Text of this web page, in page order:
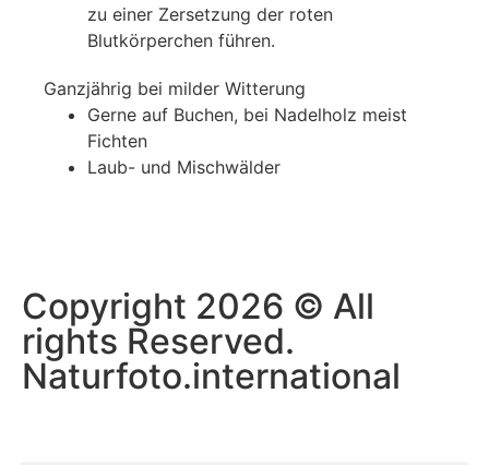
zu einer Zersetzung der roten
Blutkörperchen führen.
Ganzjährig bei milder Witterung
Gerne auf Buchen, bei Nadelholz meist
Fichten
Laub- und Mischwälder
Copyright 2026 © All
rights Reserved.
Naturfoto.international